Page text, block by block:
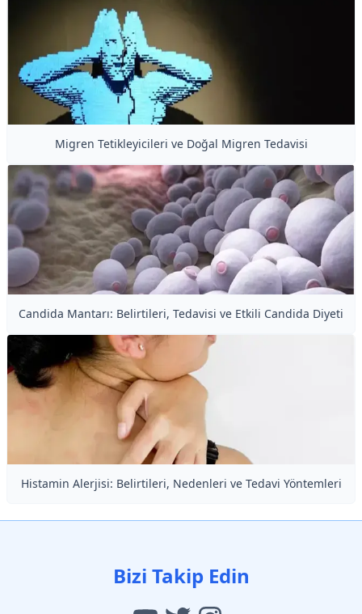
Migren Tetikleyicileri ve Doğal Migren Tedavisi
Candida Mantarı: Belirtileri, Tedavisi ve Etkili Candida Diyeti
Histamin Alerjisi: Belirtileri, Nedenleri ve Tedavi Yöntemleri
Bizi Takip Edin